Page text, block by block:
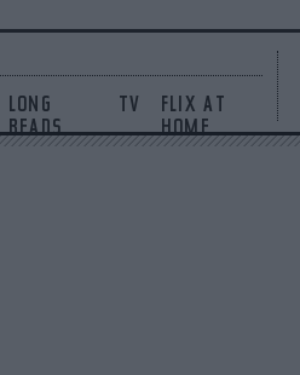
LONG
READS
TV
FLIX AT
HOME